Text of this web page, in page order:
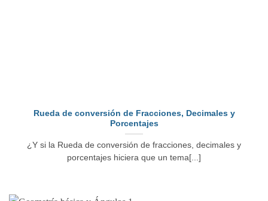
Rueda de conversión de Fracciones, Decimales y
Porcentajes
¿Y si la Rueda de conversión de fracciones, decimales y
porcentajes hiciera que un tema[...]